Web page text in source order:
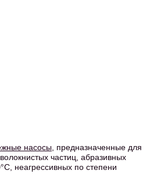
насосы , предназначенные для
частиц, абразивных
неагрессивных по степени